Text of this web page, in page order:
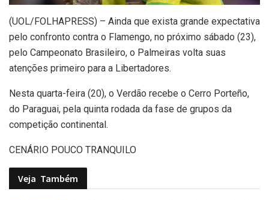
(UOL/FOLHAPRESS) – Ainda que exista grande expectativa
pelo confronto contra o Flamengo, no próximo sábado (23),
pelo Campeonato Brasileiro, o Palmeiras volta suas
atenções primeiro para a Libertadores.
Nesta quarta-feira (20), o Verdão recebe o Cerro Porteño,
do Paraguai, pela quinta rodada da fase de grupos da
competição continental.
CENÁRIO POUCO TRANQUILO
Veja Também